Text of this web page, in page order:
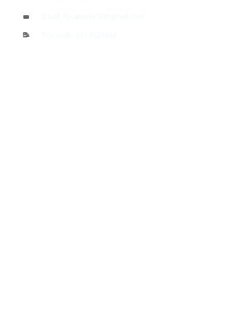
Tax code: 0314929603